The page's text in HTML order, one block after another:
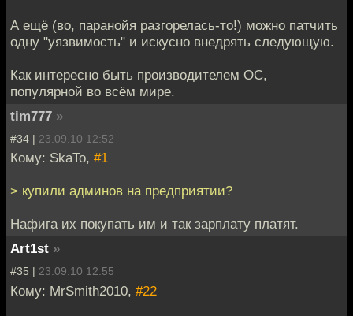
А ещё (во, паранойя разгорелась-то!) можно патчить
одну "уязвимость" и искусно внедрять следующую.
Как интересно быть производителем ОС,
популярной во всём мире.
tim777 »
#34 | 23.09.10 12:52
Кому: SkaTo, #1
> купили админов на предприятии?
Нафига их покупать им и так зарплату платят.
Art1st »
#35 | 23.09.10 12:55
Кому: MrSmith2010, #22